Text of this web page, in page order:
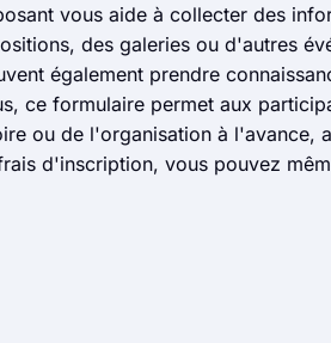
vous aide à collecter des
des galeries ou d'autres
également prendre
ce formulaire permet aux
ou de l'organisation à l'avance,
d'inscription, vous pouvez